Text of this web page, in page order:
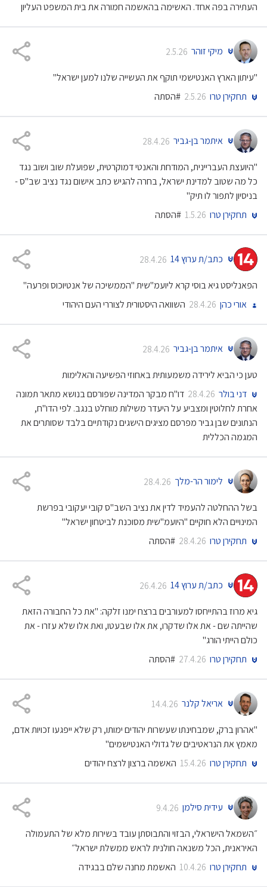
העתירה בפה אחד. האשימה בהאשמה חמורה את בית המשפט העליון
מיקי זוהר 2.5.26
"עיתון הארץ האנטישמי תוקף את העשייה שלנו למען ישראל"
תחקירן טרו 2.5.26 #הסתה
איתמר בן-גביר 28.4.26
"היועצת העבריינית, המודחת והאנטי דמוקרטית, שפועלת שוב ושוב נגד
כל מה שטוב למדינת ישראל, בחרה להגיש כתב אישום נגד נציב שב"ס -
בניסיון לתפור לו תיק"
תחקירן טרו 1.5.26 #הסתה
כתב/ת ערוץ 14 28.4.26
הפאנליסט גיא בוסי קרא ליועמ"שית "הממשיכה של אנטיוכוס ופרעה"
אורי כהן 28.4.26 השוואה היסטורית לצוררי העם היהודי
איתמר בן-גביר 28.4.26
טען כי הביא לירידה משמעותית באחוזי הפשיעה והאלימות
דני בולר 28.4.26 דו"ח מבקר המדינה שפורסם בנושא מתאר תמונה
אחרת לחלוטין ומצביע על היעדר משילות מוחלט בנגב. לפי הדו"ח,
הנתונים שבן גביר מפרסם מציגים הישגים נקודתיים בלבד שסותרים את
המגמה הכללית
לימור הר-מלך 28.4.26
בשל ההחלטה להעמיד לדין את נציב השב"ס קובי יעקובי בפרשת
המינויים הלא חוקיים "היועמ"שית מסוכנת לביטחון ישראל"
תחקירן טרו 28.4.26 #הסתה
כתב/ת ערוץ 14 26.4.26
גיא מרוז בהתייחסו למעורבים ברצח ימנו זלקה: "את כל החבורה הזאת
שהייתה שם - את אלו שדקרו, את אלו שבעטו, ואת אלו שלא עזרו - את
כולם הייתי הורג"
תחקירן טרו 27.4.26 #הסתה
אריאל קלנר 14.4.26
"אהרון ברק, שמבחינתו שעשרות יהודים ימותו, רק שלא ייפגעו זכויות אדם,
מאמץ את הנראטיבים של גדולי האנטישמים"
תחקירן טרו 15.4.26 האשמה ברצון לרצח יהודים
עידית סילמן 9.4.26
״השמאל הישראלי, הבזוי והתבוסתן עובד בשירות מלא של התעמולה
האיראנית, הכל משנאה חולנית לראש ממשלת ישראל״
תחקירן טרו 10.4.26 האשמת מחנה שלם בבגידה